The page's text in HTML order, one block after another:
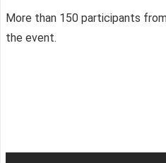
More than 150 participants
the event.